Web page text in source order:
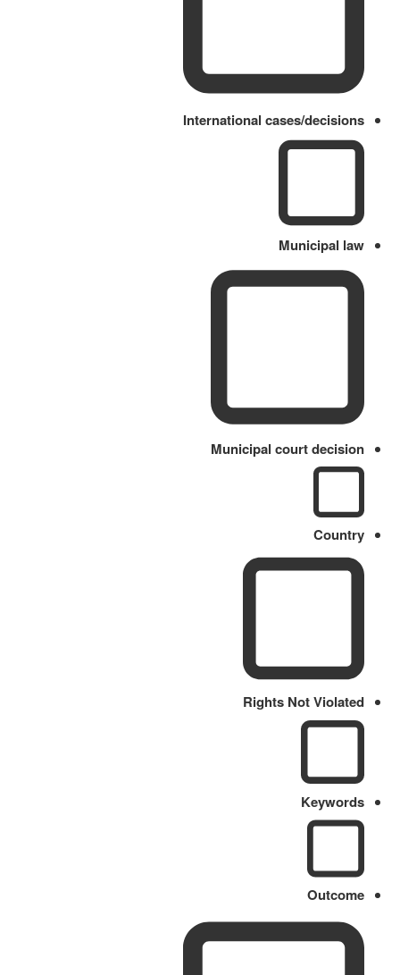
International cases/decisions
Municipal law
Municipal court decision
Country
Rights Not Violated
Keywords
Outcome